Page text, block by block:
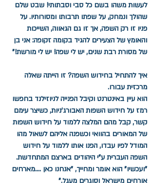
לעשות משהו בשם כל סבי וסבתותי! שבט שלם
שהולך ונמחק, על שפתו תרבותו ומסורותיו. על
פניו זו רק השפה, אך זו גם הגאווה, השייכות
והאומץ של הצעירים להגיד בקומה זקופה: אני בן
של מסורת רבת שנים, יש לי שפה! יש לי מורשת!"
איך להתחיל בחידוש השפה? זו הייתה שאלה
מרכזית עבורו.
הוא עיין באינטרנט וקיבל הפנייה לניוזילנד בחפשו
רמז על חידוש השפות האבורג'ניות, כשיצר עימם
קשר, קבל מהם המלצה ללמוד על חידוש השפות
של המאורים בהוואי וכשפנה אליהם לשאול מהו
המודל לפיו עבדו, הפנו אותו ללמוד על חידוש
השפה העברית ע"י היהודים בארצם המתחדשת.
"ועכשיו" הוא אומר ומחייך, "אנחנו כאן ....מארחים
אורחים מישראל וסוגרים מעגל."